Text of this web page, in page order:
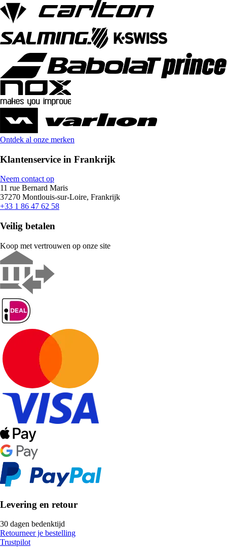
Ontdek al onze merken
Klantenservice in Frankrijk
Neem contact op
11 rue Bernard Maris
37270 Montlouis-sur-Loire, Frankrijk
+33 1 86 47 62 58
Veilig betalen
Koop met vertrouwen op onze site
Levering en retour
30 dagen bedenktijd
Retourneer je bestelling
Trustpilot